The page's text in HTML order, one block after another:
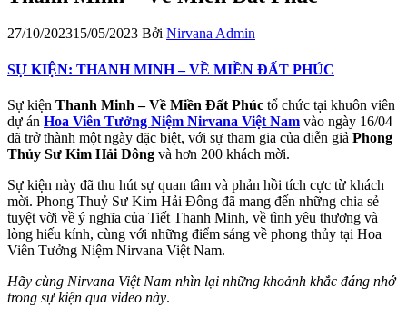
27/10/202315/05/2023 Bởi Nirvana Admin
SỰ KIỆN: THANH MINH – VỀ MIỀN ĐẤT PHÚC
Sự kiện Thanh Minh – Về Miền Đất Phúc tổ chức tại khuôn viên
dự án Hoa Viên Tưởng Niệm Nirvana Việt Nam vào ngày 16/04
đã trở thành một ngày đặc biệt, với sự tham gia của diễn giả Phong
Thủy Sư Kim Hải Đông và hơn 200 khách mời.
Sự kiện này đã thu hút sự quan tâm và phản hồi tích cực từ khách
mời. Phong Thuỷ Sư Kim Hải Đông đã mang đến những chia sẻ
tuyệt vời về ý nghĩa của Tiết Thanh Minh, về tình yêu thương và
lòng hiếu kính, cùng với những điểm sáng về phong thủy tại Hoa
Viên Tưởng Niệm Nirvana Việt Nam.
Hãy cùng Nirvana Việt Nam nhìn lại những khoảnh khắc đáng nhớ
trong sự kiện qua video này.